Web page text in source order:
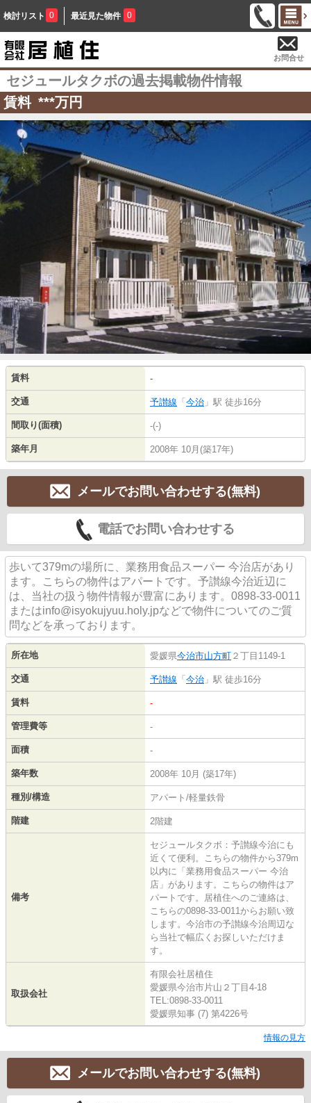
検討リスト 0 最近見た物件 0
お問合せ
セジュールタクボの過去掲載物件情報
賃料 ***万円
賃料 -
交通 予讃線 「 今治 」駅 徒歩16分
間取り(面積) -(-)
築年月 2008年 10月(築17年)
メールでお問い合わせする(無料)
電話でお問い合わせする
歩いて379mの場所に、業務用食品スーパー 今治店があり
ます。こちらの物件はアパートです。予讃線今治近辺に
は、当社の扱う物件情報が豊富にあります。0898-33-0011
またはinfo@isyokujyuu.holy.jpなどで物件についてのご質
問などを承っております。
所在地 愛媛県今治市山方町 ２丁目1149-1
交通 予讃線 「 今治 」駅 徒歩16分
賃料 -
管理費等 -
面積 -
築年数 2008年 10月 (築17年)
種別/構造 アパート/軽量鉄骨
階建 2階建
備考
セジュールタクボ：予讃線今治にも
近くて便利。こちらの物件から379m
以内に「業務用食品スーパー 今治
店」があります。こちらの物件はア
パートです。居植住へのご連絡は、
こちらの0898-33-0011からお願い致
します。今治市の予讃線今治周辺な
ら当社で幅広くお探しいただけま
す。
取扱会社
有限会社居植住
愛媛県今治市片山２丁目4-18
TEL:0898-33-0011
愛媛県知事 (7) 第4226号
情報の見方
メールでお問い合わせする(無料)